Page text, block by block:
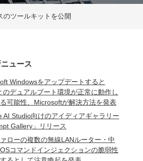
ツールキットを公開
ュース
Windowsをアップデートすると
のデュアルブート環境が正常に動作し
可能性、Microsoftが解決方法を発表
AI Studio向けのアイディアギャラリー
Gallery」リリース
ローの複数の無線LANルーター・中
コマンドインジェクションの脆弱性